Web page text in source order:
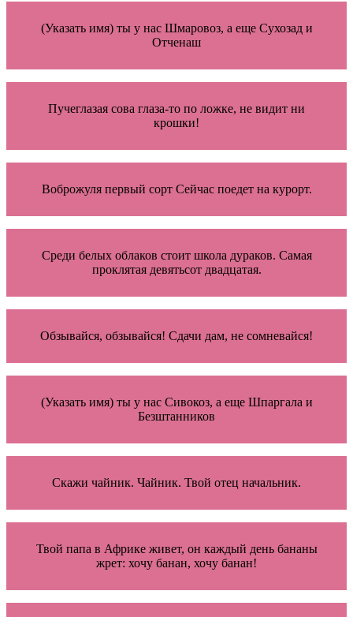
(Указать имя) ты у нас Шмаровоз, а еще Сухозад и
Отченаш
Пучеглазая сова глаза-то по ложке, не видит ни
крошки!
Воброжуля первый сорт Сейчас поедет на курорт.
Среди белых облаков стоит школа дураков. Самая
проклятая девятьсот двадцатая.
Обзывайся, обзывайся! Сдачи дам, не сомневайся!
(Указать имя) ты у нас Сивокоз, а еще Шпаргала и
Безштанников
Скажи чайник. Чайник. Твой отец начальник.
Твой папа в Африке живет, он каждый день бананы
жрет: хочу банан, хочу банан!